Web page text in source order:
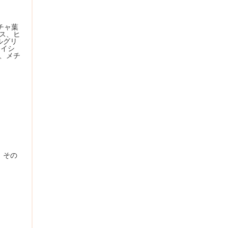
ャ葉
、ヒ
グリ
シ
メチ
その